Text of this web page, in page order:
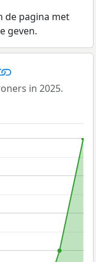
de pagina met
geven.
in 2025.